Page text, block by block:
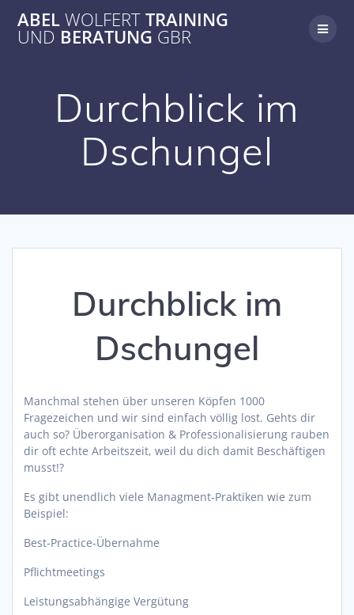
Inhalt
springen
ABELWOLFERTTRAINING
UND BERATUNG GBR
Durchblick im
Dschungel
Durchblick im
Dschungel
Manchmal stehen über unseren Köpfen 1000
Fragezeichen und wir sind einfach völlig lost. Gehts dir
auch so? Überorganisation & Professionalisierung rauben
dir oft echte Arbeitszeit, weil du dich damit Beschäftigen
musst!?
Es gibt unendlich viele Managment-Praktiken wie zum
Beispiel:
Best-Practice-Übernahme
Pflichtmeetings
Leistungsabhängige Vergütung